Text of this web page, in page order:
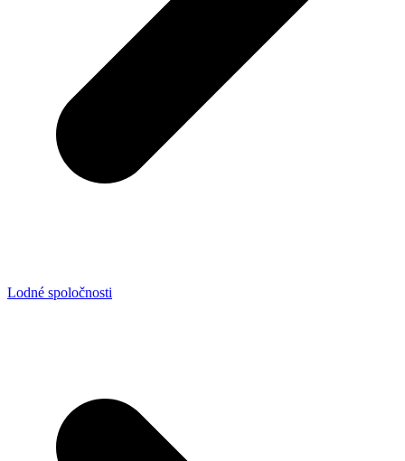
Lodné spoločnosti